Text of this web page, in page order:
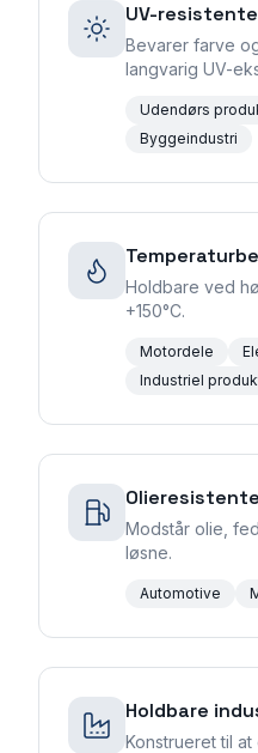
UV-
Bevarer farve
langvarig UV-
Udendørs
Byggeindustri
Holdbare ved
+150°C.
Motordele
Industriel
Modstår olie,
løsne.
Automotive
Holdbare
Konstrueret til